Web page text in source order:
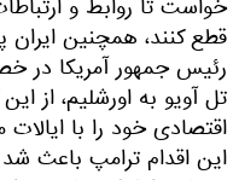
خواست تا روابط و
قطع کنند، همچنین
رئیس جمهور آمریکا در
تل آویو به اورشلیم، از
اقتصادی خود را با
این اقدام ترامپ باعث